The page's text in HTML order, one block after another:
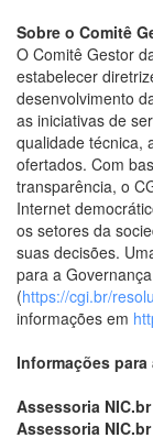
Sobre o Comitê
O Comitê Gestor
estabelecer
desenvolvimento
as iniciativas de
qualidade técnica,
ofertados. Com
transparência, o
Internet
os setores da
suas decisões.
para a
(https://cgi.br/
informações em
Informações para
Assessoria NIC.br
Assessoria NIC.br